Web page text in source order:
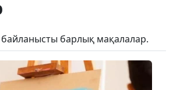
байланысты барлық мақалалар.